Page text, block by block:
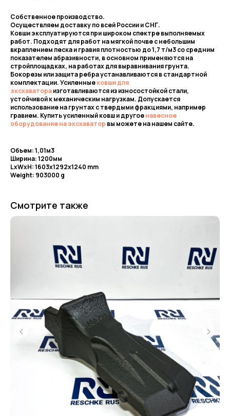
Собственное производство.
Осуществляем доставку по всей России и СНГ.
Ковши эксплуатируются при широком спектре выполняемых
работ. Подходят для работ на мягкой почве с небольшим
вкраплением песка и гравия плотностью до 1,7 т/м3 со средним
показателем абразивности, в основном применяются на
стройплощадках, на работах для выравнивания грунта.
Бокорезы или защита ребра устанавливаются в стандартной
комплектации. Усиленныековши для
экскаватораизготавливаются из износостойкой стали,
устойчивой к механическим нагрузкам. Допускается
использование на грунтах с твердыми фракциями, например
гравием. Купить усиленный ковш и другоенавесное
оборудование на экскаватор вы можете на нашем сайте.
Объем: 1,01м3
Ширина: 1200мм
LxWxH: 1603x1292x1240 mm
Weight: 903000 g
Смотрите также